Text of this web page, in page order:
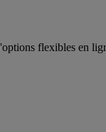
flexibles en